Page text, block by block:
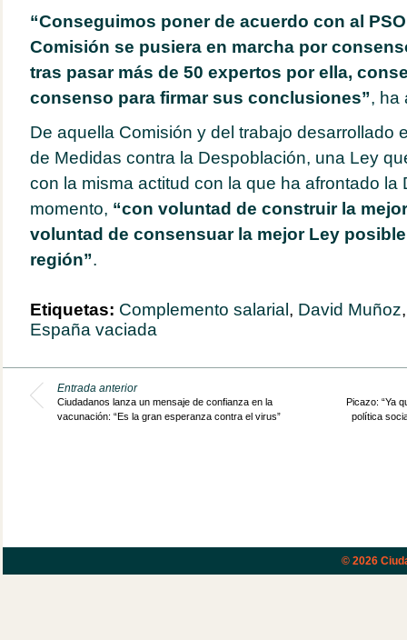
“Conseguimos poner de acuerdo con al
Comisión se pusiera en marcha por
tras pasar más de 50 expertos por ella,
consenso para firmar sus conclusiones”, ha
De aquella Comisión y del trabajo desarrollado
de Medidas contra la Despoblación, una Ley
con la misma actitud con la que ha afrontado la
momento, “con voluntad de construir la
voluntad de consensuar la mejor Ley
región”.
Etiquetas: Complemento salarial , David Muñoz
España vaciada
Entrada anterior
Ciudadanos lanza un mensaje de confianza en la
vacunación: “Es la gran esperanza contra el virus”
Picazo: “Ya
política
© 2026